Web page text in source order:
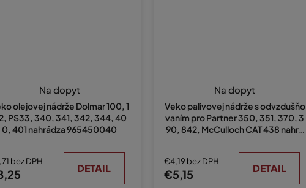
olejovej nádrže Dolmar 100, 1
PS33, 340, 341, 342, 344, 40
0, 401 nahrádza 965450040
Na dopyt
bez DPH
DETAIL
Veko palivovej nádrže s odvzdušňo
vaním pro Partner 350, 351, 370, 3
90, 842, McCulloch CAT 438 nahrá
hodnotenie
produktu
je
5,0
z
Na dopyt
€4,19 bez DPH
€5,15 DETAIL